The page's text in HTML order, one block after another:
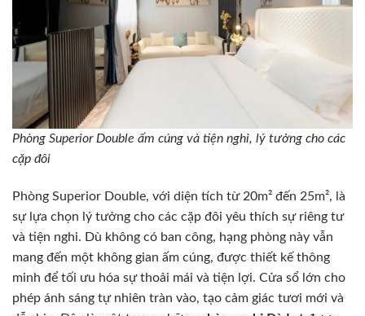
Phòng Superior Double ấm cúng và tiện nghi, lý tưởng cho các
cặp đôi
Phòng Superior Double, với diện tích từ 20m² đến 25m², là
sự lựa chọn lý tưởng cho các cặp đôi yêu thích sự riêng tư
và tiện nghi. Dù không có ban công, hạng phòng này vẫn
mang đến một không gian ấm cúng, được thiết kế thông
minh để tối ưu hóa sự thoải mái và tiện lợi. Cửa sổ lớn cho
phép ánh sáng tự nhiên tràn vào, tạo cảm giác tươi mới và